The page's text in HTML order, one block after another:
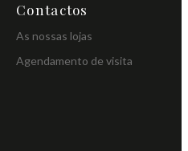
Contactos
As nossas lojas
Agendamento de visita